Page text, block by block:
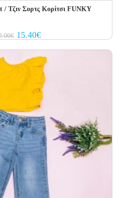
/ Τζιν Σορτς Κορίτσι FUNKY
€ Original
price
22.00€.
15.40€Current
price
15.40€.